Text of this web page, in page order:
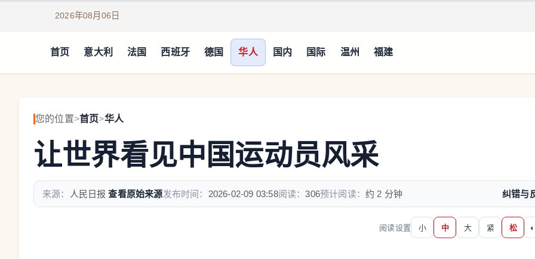
2026年08月06日
首页 意大利 法国 西班牙 德国 华人 国内 国际 温州 福建
您的位置>首页>华人
让世界看见中国运动员风采
来源： 人民日报 查看原始来源发布时间： 2026-02-09 03:58阅读：306预计阅读：约 2 分钟 纠错与
阅读设置 小 中 大 紧 松 ◐